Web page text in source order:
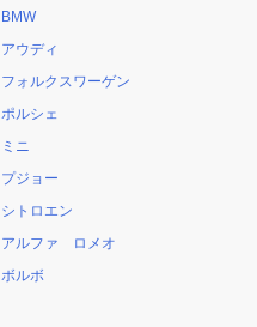
BMW
アウディ
フォルクスワーゲン
ポルシェ
ミニ
プジョー
シトロエン
アルファ ロメオ
ボルボ